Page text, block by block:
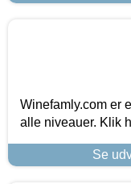
Winefamly.com er
alle niveauer. Klik
Se